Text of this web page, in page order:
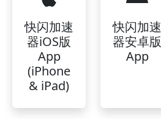
快闪加速
器iOS版
App
(iPhone
& iPad)
快闪加速
器安卓版
App